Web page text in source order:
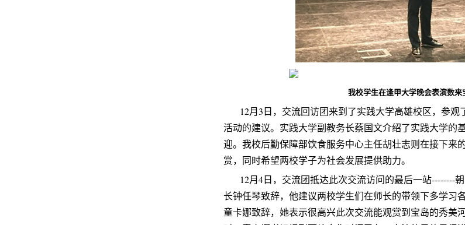
我校学生在逢甲大学晚会表演数来
12月3日，交流回访团来到了实践大学高雄校区，参
活动的建议。实践大学副教务长蔡国文介绍了实践大学的
迎。我校后勤保障部饮食服务中心主任胡壮志则在接下来
赏，同时希望两校学子为社会发展提供助力。
12月4日，交流团抵达此次交流访问的最后一站--------
长钟任琴致辞，他建议两校学生们在师长的带领下多学习
童卡娜致辞，她表示很高兴此次交流能观赏到宝岛的秀美